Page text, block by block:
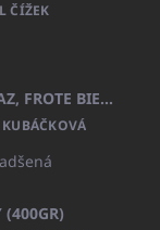
ČÍŽEK
DETSKÝ ŽUPAN BEYAZ, FROTE BIELY S KAPUCŇOU (400GR)
KUBÁČKOVÁ
(400GR)